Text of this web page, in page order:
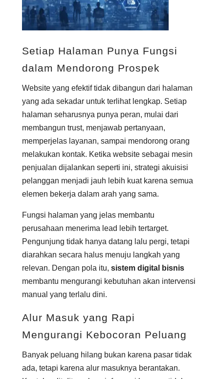
Setiap Halaman Punya Fungsi
dalam Mendorong Prospek
Website yang efektif tidak dibangun dari halaman
yang ada sekadar untuk terlihat lengkap. Setiap
halaman seharusnya punya peran, mulai dari
membangun trust, menjawab pertanyaan,
memperjelas layanan, sampai mendorong orang
melakukan kontak. Ketika website sebagai mesin
penjualan dijalankan seperti ini, strategi akuisisi
pelanggan menjadi jauh lebih kuat karena semua
elemen bekerja dalam arah yang sama.
Fungsi halaman yang jelas membantu
perusahaan menerima lead lebih tertarget.
Pengunjung tidak hanya datang lalu pergi, tetapi
diarahkan secara halus menuju langkah yang
relevan. Dengan pola itu, sistem digital bisnis
membantu mengurangi kebutuhan akan intervensi
manual yang terlalu dini.
Alur Masuk yang Rapi
Mengurangi Kebocoran Peluang
Banyak peluang hilang bukan karena pasar tidak
ada, tetapi karena alur masuknya berantakan.